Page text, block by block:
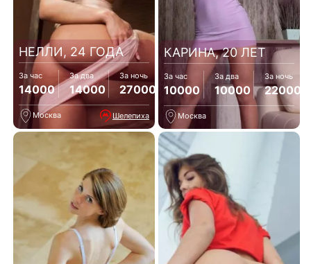
НЕЛЛИ, 24 ГОДА
За час
14000
За два
14000
За ночь
27000
Москва Шелепиха
КАРИНА, 20 ЛЕТ
За час
10000
За два
10000
За ночь
22000
Москва